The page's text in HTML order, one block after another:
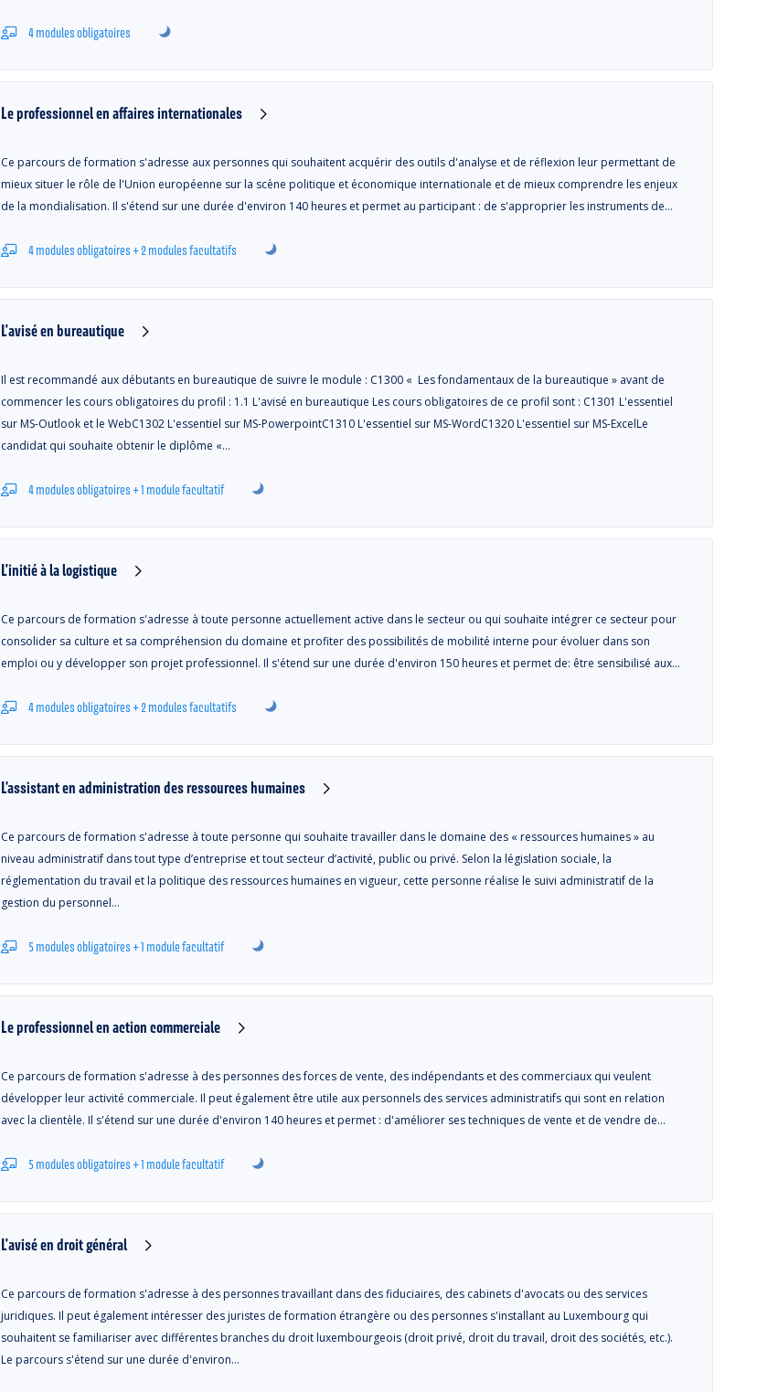
4 modules obligatoires
Le professionnel en affaires internationales
Ce parcours de formation s'adresse aux personnes qui souhaitent acquérir des outils d'analyse et de réflexion leur permettant de
mieux situer le rôle de l'Union européenne sur la scène politique et économique internationale et de mieux comprendre les enjeux
de la mondialisation. Il s'étend sur une durée d'environ 140 heures et permet au participant : de s'approprier les instruments de…
4 modules obligatoires + 2 modules facultatifs
L'avisé en bureautique
Il est recommandé aux débutants en bureautique de suivre le module : C1300 « Les fondamentaux de la bureautique » avant de
commencer les cours obligatoires du profil : 1.1 L'avisé en bureautique Les cours obligatoires de ce profil sont : C1301 L'essentiel
sur MS-Outlook et le WebC1302 L'essentiel sur MS-PowerpointC1310 L'essentiel sur MS-WordC1320 L'essentiel sur MS-ExcelLe
candidat qui souhaite obtenir le diplôme «…
4 modules obligatoires + 1 module facultatif
L'initié à la logistique
Ce parcours de formation s'adresse à toute personne actuellement active dans le secteur ou qui souhaite intégrer ce secteur pour
consolider sa culture et sa compréhension du domaine et profiter des possibilités de mobilité interne pour évoluer dans son
emploi ou y développer son projet professionnel. Il s'étend sur une durée d'environ 150 heures et permet de: être sensibilisé aux…
4 modules obligatoires + 2 modules facultatifs
L’assistant en administration des ressources humaines
Ce parcours de formation s'adresse à toute personne qui souhaite travailler dans le domaine des « ressources humaines » au
niveau administratif dans tout type d’entreprise et tout secteur d’activité, public ou privé. Selon la législation sociale, la
réglementation du travail et la politique des ressources humaines en vigueur, cette personne réalise le suivi administratif de la
gestion du personnel…
5 modules obligatoires + 1 module facultatif
Le professionnel en action commerciale
Ce parcours de formation s'adresse à des personnes des forces de vente, des indépendants et des commerciaux qui veulent
développer leur activité commerciale. Il peut également être utile aux personnels des services administratifs qui sont en relation
avec la clientèle. Il s'étend sur une durée d'environ 140 heures et permet : d'améliorer ses techniques de vente et de vendre de…
5 modules obligatoires + 1 module facultatif
L'avisé en droit général
Ce parcours de formation s'adresse à des personnes travaillant dans des fiduciaires, des cabinets d'avocats ou des services
juridiques. Il peut également intéresser des juristes de formation étrangère ou des personnes s'installant au Luxembourg qui
souhaitent se familiariser avec différentes branches du droit luxembourgeois (droit privé, droit du travail, droit des sociétés, etc.).
Le parcours s'étend sur une durée d'environ…